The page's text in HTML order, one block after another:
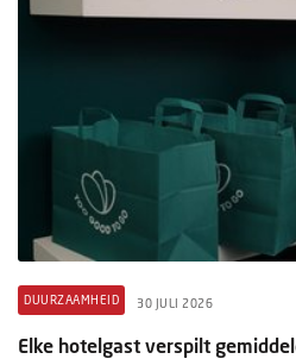
DUURZAAMHEID 30 JULI 2026
Elke hotelgast verspilt